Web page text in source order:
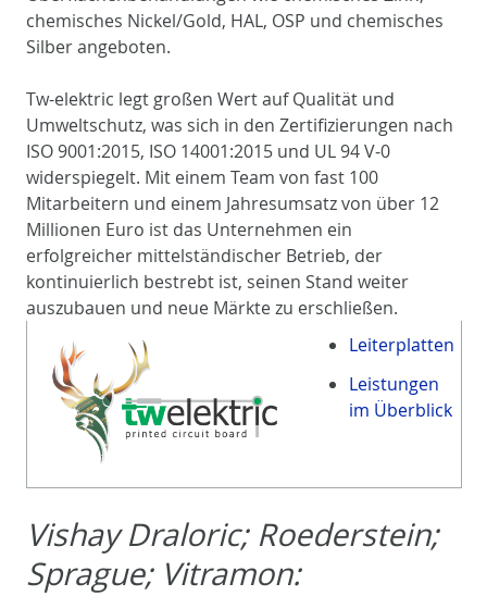
chemisches Nickel/Gold, HAL, OSP und chemisches
Silber angeboten.
Tw-elektric legt großen Wert auf Qualität und
Umweltschutz, was sich in den Zertifizierungen nach
ISO 9001:2015, ISO 14001:2015 und UL 94 V-0
widerspiegelt. Mit einem Team von fast 100
Mitarbeitern und einem Jahresumsatz von über 12
Millionen Euro ist das Unternehmen ein
erfolgreicher mittelständischer Betrieb, der
kontinuierlich bestrebt ist, seinen Stand weiter
auszubauen und neue Märkte zu erschließen.
Leiterplatten
Leistungen
im Überblick
Vishay Draloric; Roederstein;
Sprague; Vitramon: